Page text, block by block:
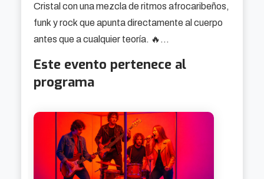
Cristal con una mezcla de ritmos afrocaribeños,
funk y rock que apunta directamente al cuerpo
antes que a cualquier teoría. 🔥
La historia del grupo ya marca bastante bien el
tono de su propuesta: músicos de procedencias
terminan construyendo un sonido común sin
necesidad de pasar primero por demasiadas
reuniones sobre identidad artística. En su caso,
esa mezcla sale bien. Muy bien, de hecho. La
Este evento pertenece al
programa